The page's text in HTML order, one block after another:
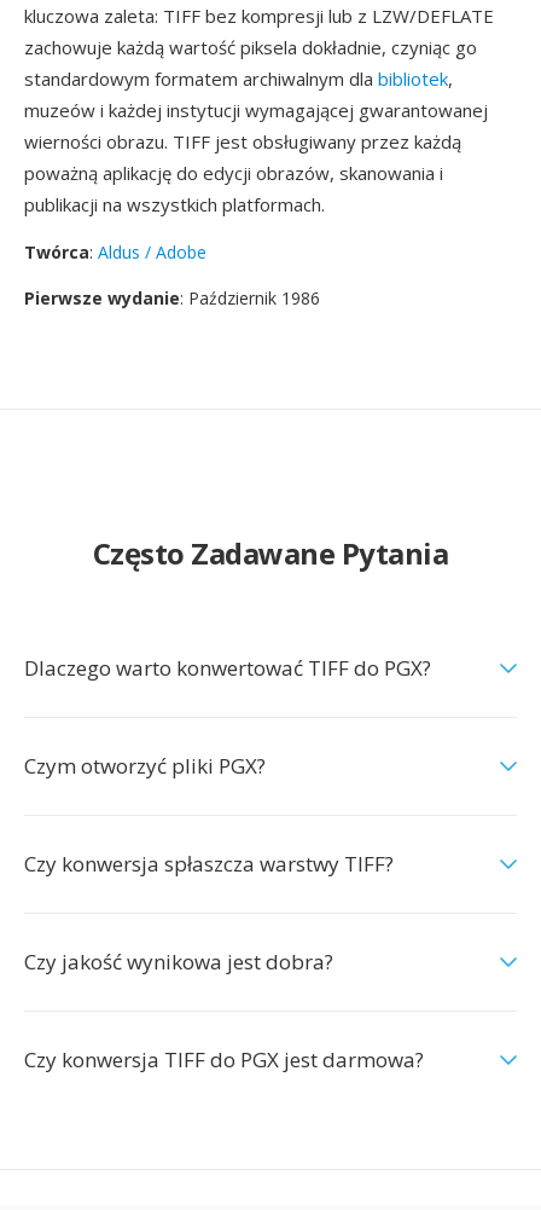
kluczowa zaleta: TIFF bez kompresji lub z LZW/DEFLATE
zachowuje każdą wartość piksela dokładnie, czyniąc go
standardowym formatem archiwalnym dla bibliotek,
muzeów i każdej instytucji wymagającej gwarantowanej
wierności obrazu. TIFF jest obsługiwany przez każdą
poważną aplikację do edycji obrazów, skanowania i
publikacji na wszystkich platformach.
Twórca: Aldus / Adobe
Pierwsze wydanie: Październik 1986
Często Zadawane Pytania
Dlaczego warto konwertować TIFF do PGX?
Czym otworzyć pliki PGX?
Czy konwersja spłaszcza warstwy TIFF?
Czy jakość wynikowa jest dobra?
Czy konwersja TIFF do PGX jest darmowa?